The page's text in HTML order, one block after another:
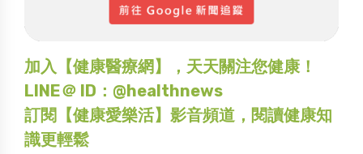
加入【健康醫療網】，天天關注您健康！
LINE＠ ID：@healthnews
訂閱【健康愛樂活】影音頻道，閱讀健康知
識更輕鬆